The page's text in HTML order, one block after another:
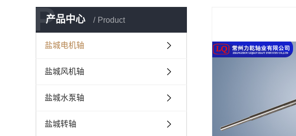
产品中心 Product
P
盐城电机轴
盐城风机轴
盐城水泵轴
盐城转轴